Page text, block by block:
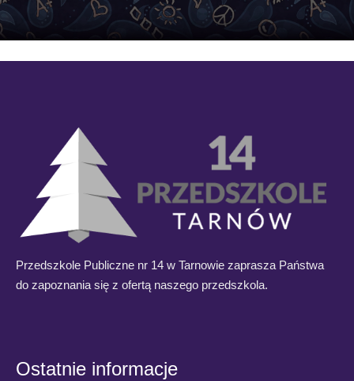
Przedszkole Publiczne nr 14 w Tarnowie zaprasza Państwa
do zapoznania się z ofertą naszego przedszkola.
Ostatnie informacje